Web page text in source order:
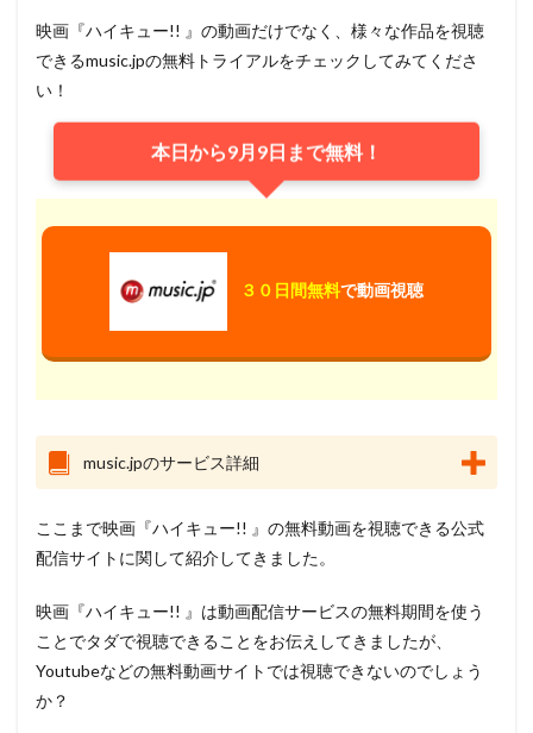
映画『ハイキュー!! 』の動画だけでなく、様々な作品を視聴
できるmusic.jpの無料トライアルをチェックしてみてくださ
い！
本日から9月9日まで無料！
３０日間無料で動画視聴
music.jpのサービス詳細
ここまで映画『ハイキュー!! 』の無料動画を視聴できる公式
配信サイトに関して紹介してきました。
映画『ハイキュー!! 』は動画配信サービスの無料期間を使う
ことでタダで視聴できることをお伝えしてきましたが、
Youtubeなどの無料動画サイトでは視聴できないのでしょう
か？